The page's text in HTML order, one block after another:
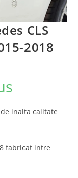
CLS
2018
inalta calitate
fabricat intre